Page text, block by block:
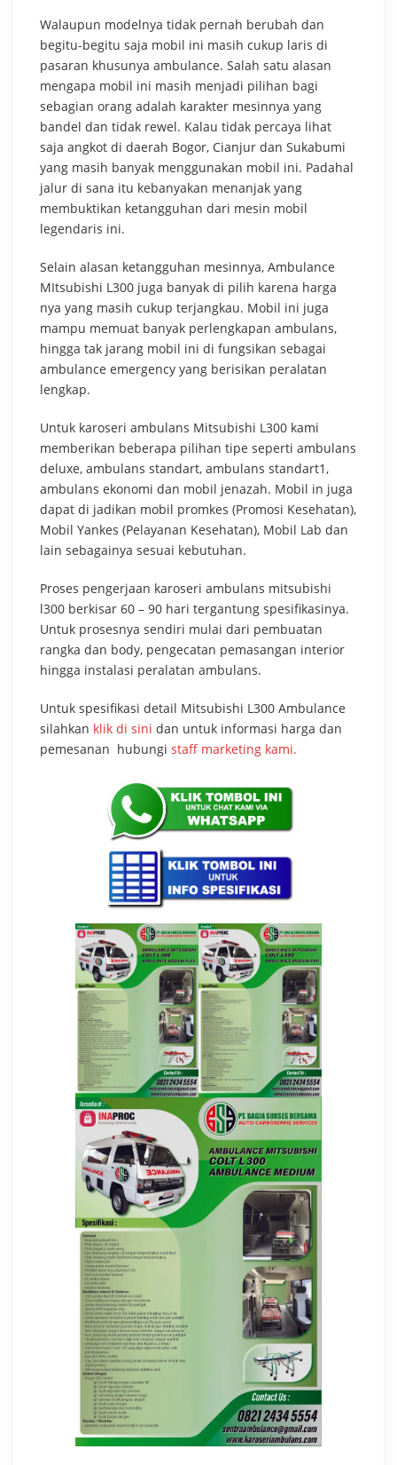
Walaupun modelnya tidak pernah berubah dan
begitu-begitu saja mobil ini masih cukup laris di
pasaran khusunya ambulance. Salah satu alasan
mengapa mobil ini masih menjadi pilihan bagi
sebagian orang adalah karakter mesinnya yang
bandel dan tidak rewel. Kalau tidak percaya lihat
saja angkot di daerah Bogor, Cianjur dan Sukabumi
yang masih banyak menggunakan mobil ini. Padahal
jalur di sana itu kebanyakan menanjak yang
membuktikan ketangguhan dari mesin mobil
legendaris ini.
Selain alasan ketangguhan mesinnya, Ambulance
MItsubishi L300 juga banyak di pilih karena harga
nya yang masih cukup terjangkau. Mobil ini juga
mampu memuat banyak perlengkapan ambulans,
hingga tak jarang mobil ini di fungsikan sebagai
ambulance emergency yang berisikan peralatan
lengkap.
Untuk karoseri ambulans Mitsubishi L300 kami
memberikan beberapa pilihan tipe seperti ambulans
deluxe, ambulans standart, ambulans standart1,
ambulans ekonomi dan mobil jenazah. Mobil in juga
dapat di jadikan mobil promkes (Promosi Kesehatan),
Mobil Yankes (Pelayanan Kesehatan), Mobil Lab dan
lain sebagainya sesuai kebutuhan.
Proses pengerjaan karoseri ambulans mitsubishi
l300 berkisar 60 – 90 hari tergantung spesifikasinya.
Untuk prosesnya sendiri mulai dari pembuatan
rangka dan body, pengecatan pemasangan interior
hingga instalasi peralatan ambulans.
Untuk spesifikasi detail Mitsubishi L300 Ambulance
silahkan klik di sini dan untuk informasi harga dan
pemesanan hubungi staff marketing kami.